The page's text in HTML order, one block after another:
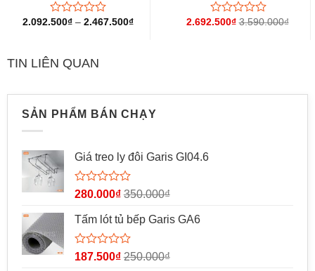
Được
0
5
2.092.500₫ –2.467.500₫
Được
2.692.500₫ 3.590.000₫
TIN LIÊN QUAN
SẢN PHẨM BÁN CHẠY
Giá treo ly đôi Garis GI04.6
Được
hạng
0
5
280.000₫ 350.000₫
Tấm lót tủ bếp Garis GA6
Được
187.500₫ 250.000₫